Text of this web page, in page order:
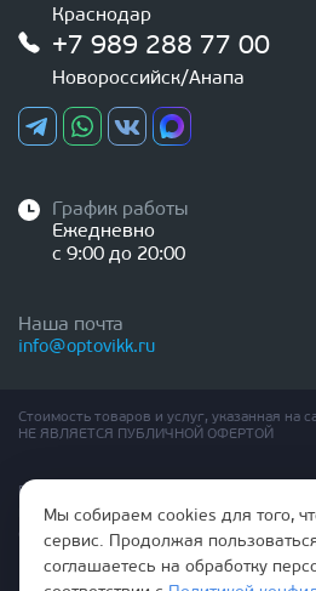
Краснодар
+7 989 288 77 00
Новороссийск/Анапа
График работы
Ежедневно
с 9:00 до 20:00
Наша почта
info@optovikk.ru
Стоимость товаров и услуг, указанная на
НЕ ЯВЛЯЕТСЯ ПУБЛИЧНОЙ ОФЕРТОЙ
Правила эксплутации входных и
Политика обработки персональных данных
Согласие на обработку персональных
Мы собираем cookies для того,
сервис. Продолжая
соглашаетесь на обработку